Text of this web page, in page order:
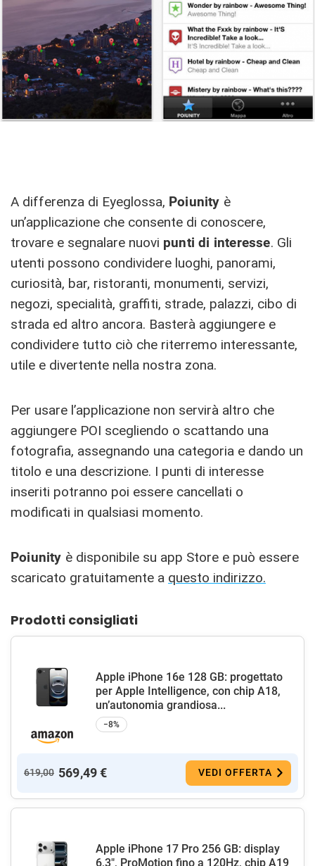
A differenza di Eyeglossa, Poiunity è
un’applicazione che consente di conoscere,
trovare e segnalare nuovi punti di interesse. Gli
utenti possono condividere luoghi, panorami,
curiosità, bar, ristoranti, monumenti, servizi,
negozi, specialità, graffiti, strade, palazzi, cibo di
strada ed altro ancora. Basterà aggiungere e
condividere tutto ciò che riterremo interessante,
utile e divertente nella nostra zona.
Per usare l’applicazione non servirà altro che
aggiungere POI scegliendo o scattando una
fotografia, assegnando una categoria e dando un
titolo e una descrizione. I punti di interesse
inseriti potranno poi essere cancellati o
modificati in qualsiasi momento.
Poiunity è disponibile su app Store e può essere
scaricato gratuitamente a questo indirizzo.
Prodotti consigliati
Apple iPhone 16e 128 GB: progettato
per Apple Intelligence, con chip A18,
un’autonomia grandiosa...
−8%
619,00 569,49 € VEDI OFFERTA
Apple iPhone 17 Pro 256 GB: display
6,3", ProMotion fino a 120Hz, chip A19